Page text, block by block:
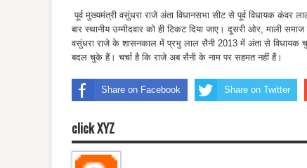
पूर्व मुख्यमंत्री वसुंधरा राजे अंता विधानसभा सीट से पूर्व विधायक कंवर
बार स्थानीय उम्मीदवार को ही टिकट दिया जाए। दूसरी ओर, माली
वसुंधरा राजे के शासनकाल में प्रभु लाल सैनी 2013 में अंता से
बदल चुके हैं। चर्चा है कि राजे अब सैनी के नाम पर सहमत नहीं हैं।
Share on Facebook Share on Twitter
click XYZ